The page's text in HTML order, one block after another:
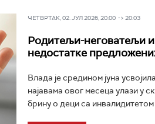
ЧЕТВРТАК, 02. ЈУЛ 2026, 20:00 -> 20:03
Родитељи-неговатељи
недостатке
Влада је средином јуна
најавама овог месеца улази у
брину о деци са инвалидитетом